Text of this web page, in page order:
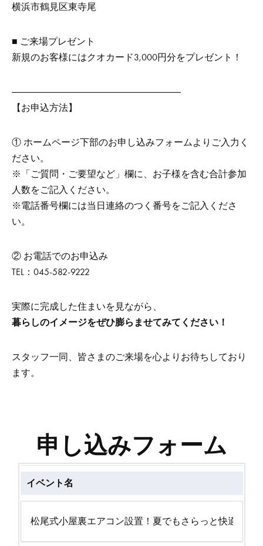
横浜市鶴見区東寺尾
■ ご来場プレゼント
新規のお客様にはクオカード3,000円分をプレゼント！
――――――――――――――――――
【お申込方法】
① ホームページ下部のお申し込みフォームよりご入力く
ださい。
※「ご質問・ご要望など」欄に、お子様を含む合計参加
人数をご記入ください。
※電話番号欄には当日連絡のつく番号をご記入くださ
い。
② お電話でのお申込み
TEL：045-582-9222
実際に完成した住まいを見ながら、
暮らしのイメージをぜひ膨らませてみてください！
スタッフ一同、皆さまのご来場を心よりお待ちしており
ます。
申し込みフォーム
イベント名